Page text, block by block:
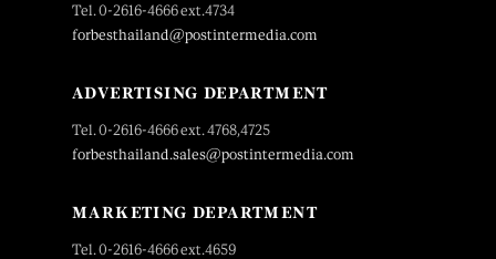
Tel. 0-2616-4666 ext.4734
forbesthailand@postintermedia.com
ADVERTISING DEPARTMENT
Tel. 0-2616-4666 ext. 4768,4725
forbesthailand.sales@postintermedia.com
MARKETING DEPARTMENT
Tel. 0-2616-4666 ext.4659